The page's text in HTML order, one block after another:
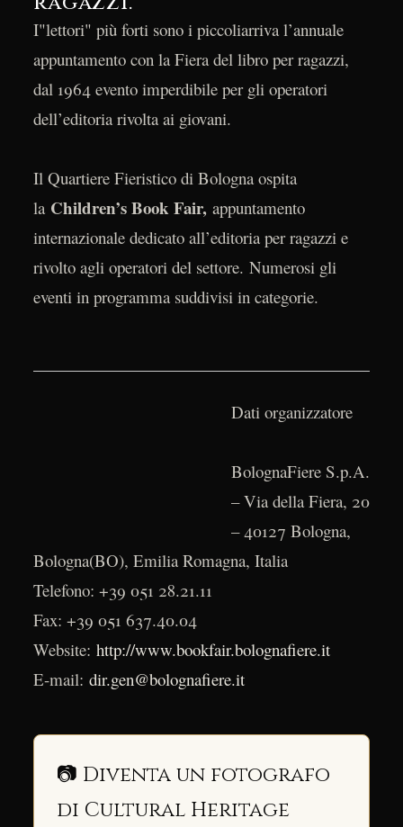
I"lettori" più forti sono i piccoliarriva l’annuale
appuntamento con la Fiera del libro per ragazzi,
dal 1964 evento imperdibile per gli operatori
dell’editoria rivolta ai giovani.
Il Quartiere Fieristico di Bologna ospita
la Children’s Book Fair, appuntamento
internazionale dedicato all’editoria per ragazzi e
rivolto agli operatori del settore. Numerosi gli
eventi in programma suddivisi in categorie.
Dati organizzatore
BolognaFiere S.p.A.
– Via della Fiera, 20
– 40127 Bologna,
Bologna(BO), Emilia Romagna, Italia
Telefono: +39 051 28.21.11
Fax: +39 051 637.40.04
Website: http://www.bookfair.bolognafiere.it
E-mail: dir.gen@bolognafiere.it
📷 Diventa un fotografo
di Cultural Heritage